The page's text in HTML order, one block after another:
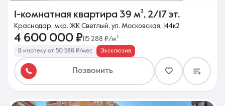
1-комнатная квартира 39 м², 2/17 эт.
Краснодар, мкр. ЖК Светлый, ул. Московская, 144к2
4 600 000 ₽ 115 288 ₽/м²
В ипотеку от 50 588 ₽/мес Эксклюзив
Позвонить